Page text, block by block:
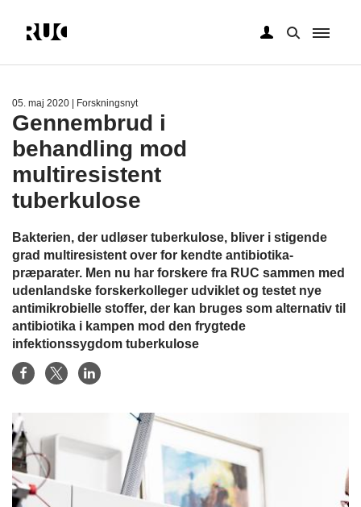
05. maj 2020 | Forskningsnyt
Gennembrud i
behandling mod
multiresistent
tuberkulose
Bakterien, der udløser tuberkulose, bliver i stigende
grad multiresistent over for kendte antibiotika-
præparater. Men nu har forskere fra RUC sammen med
udenlandske forskerkolleger udviklet og testet nye
antimikrobielle stoffer, der kan bruges som alternativ til
antibiotika i kampen mod den frygtede
infektionssygdom tuberkulose